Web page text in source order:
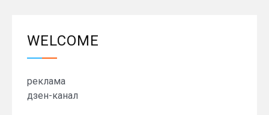
WELCOME
реклама
дзен-канал